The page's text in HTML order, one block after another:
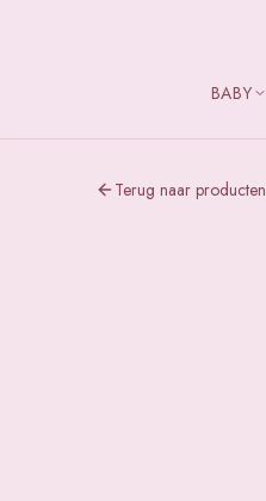
BABY
Terug naar producten